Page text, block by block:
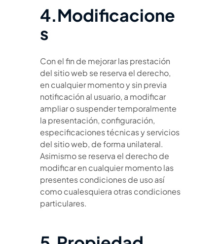
4.Modificacione
s
Con el fin de mejorar las prestación
del sitio web se reserva el derecho,
en cualquier momento y sin previa
notificación al usuario, a modificar
ampliar o suspender temporalmente
la presentación, configuración,
especificaciones técnicas y servicios
del sitio web, de forma unilateral.
Asimismo se reserva el derecho de
modificar en cualquier momento las
presentes condiciones de uso así
como cualesquiera otras condiciones
particulares.